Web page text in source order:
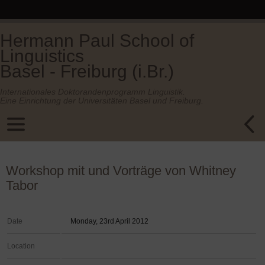
Hermann Paul School of
Linguistics
Basel - Freiburg (i.Br.)
Workshop mit und Vorträge von Whitney
Tabor
Date Monday, 23rd April 2012
Location